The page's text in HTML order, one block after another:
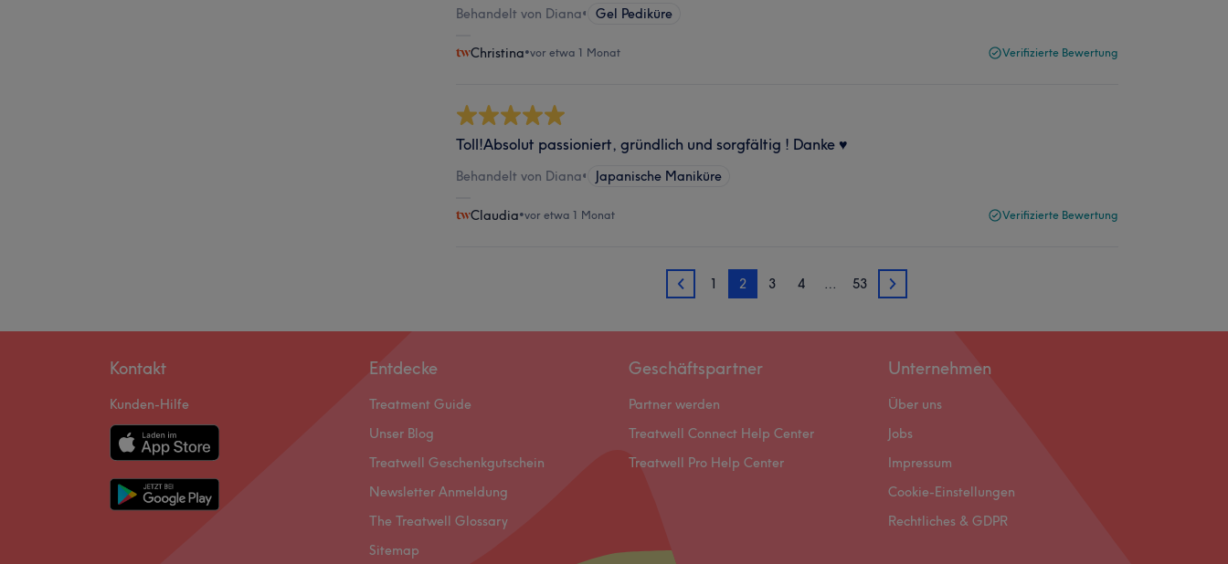
Behandelt von Diana• Gel Pediküre
Christina•vor etwa 1 Monat Verifizierte Bewertung
Toll!Absolut passioniert, gründlich und sorgfältig ! Danke ♥️
Behandelt von Diana• Japanische Maniküre
Claudia•vor etwa 1 Monat Verifizierte Bewertung
1 1 2 3 4 … 53 3
Kontakt
Kunden-Hilfe
Entdecke
Treatment Guide
Unser Blog
Treatwell Geschenkgutschein
Newsletter Anmeldung
The Treatwell Glossary
Sitemap
Geschäftspartner
Partner werden
Treatwell Connect Help Center
Treatwell Pro Help Center
Unternehmen
Über uns
Jobs
Impressum
Cookie-Einstellungen
Rechtliches & GDPR